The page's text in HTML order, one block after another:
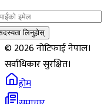
लिनुहोस्
©2026नोटिफाई नेपाल।
सर्वाधिकार सुरक्षित।
होम